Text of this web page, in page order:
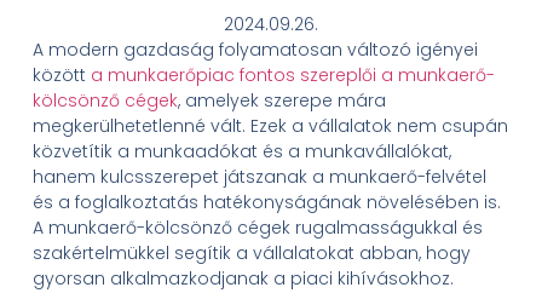
2024.09.26.
A modern gazdaság folyamatosan változó igényei
között a munkaerőpiac fontos szereplői a munkaerő-
kölcsönző cégek, amelyek szerepe mára
megkerülhetetlenné vált. Ezek a vállalatok nem csupán
közvetítik a munkaadókat és a munkavállalókat,
hanem kulcsszerepet játszanak a munkaerő-felvétel
és a foglalkoztatás hatékonyságának növelésében is.
A munkaerő-kölcsönző cégek rugalmasságukkal és
szakértelmükkel segítik a vállalatokat abban, hogy
gyorsan alkalmazkodjanak a piaci kihívásokhoz.